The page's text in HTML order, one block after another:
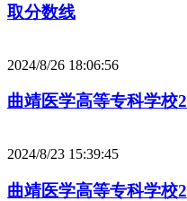
取分数线
2024/8/26 18:06:56
曲靖医学高等专科学校
2024/8/23 15:39:45
曲靖医学高等专科学校